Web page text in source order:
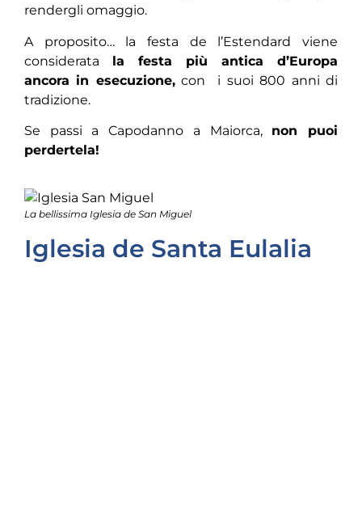
rendergli omaggio.
A proposito… la festa de l’Estendard viene
considerata la festa più antica d’Europa
ancora in esecuzione,con i suoi 800 anni di
tradizione.
Se passi a Capodanno a Maiorca, non puoi
perdertela!
La bellissima Iglesia de San Miguel
Iglesia de Santa Eulalia